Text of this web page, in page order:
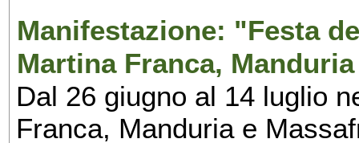
Manifestazione: "Festa
Martina Franca,
Dal 26 giugno al 14 luglio
Franca, Manduria e